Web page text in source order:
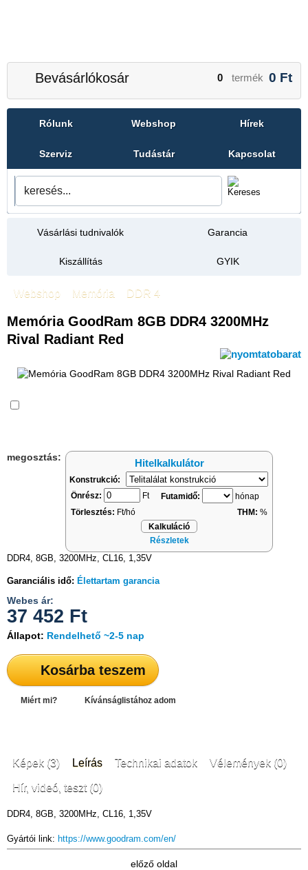
Bevásárlókosár 0 termék 0 Ft
Rólunk Webshop Hírek
Szerviz Tudástár Kapcsolat
Vásárlási tudnivalók Garancia
Kiszállítás GYIK
Webshop Memória DDR 4
Memória GoodRam 8GB DDR4 3200MHz
Rival Radiant Red
megosztás:
Hitelkalkulátor
Konstrukció:
Önrész:
Ft Futamidő:
hónap
Törlesztés: Ft/hó THM: %
Kalkuláció
Részletek
DDR4, 8GB, 3200MHz, CL16, 1,35V
Garanciális idő: Élettartam garancia
Webes ár:
37 452 Ft
Állapot: Rendelhető ~2-5 nap
Kosárba teszem
Miért mi? Kívánságlistához adom
Képek (3) Leírás Technikai adatok Vélemények (0)
Hír, videó, teszt (0)
DDR4, 8GB, 3200MHz, CL16, 1,35V
Gyártói link: https://www.goodram.com/en/
előző oldal